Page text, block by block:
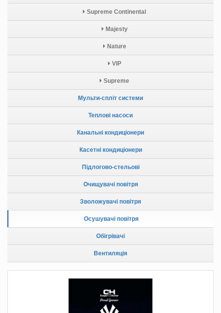
Supreme Continental
Majesty
Nature
VIP
Supreme
Мульти-спліт системи
Теплові насоси
Канальні кондиціонери
Касетні кондиціонери
Підлогово-стельові
Очищувачі повітря
Зволожувачі повітря
Осушувачі повітря
Обігрівачі
Вентиляція